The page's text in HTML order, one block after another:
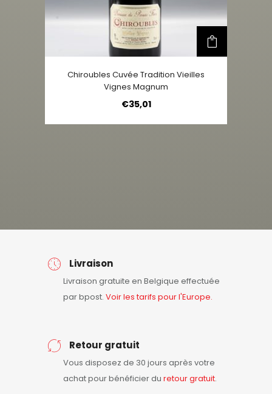
Chiroubles Cuvée Tradition Vieilles
Vignes Magnum
€35,01
Livraison
Livraison gratuite en Belgique effectuée
par bpost. Voir les tarifs pour l'Europe.
Retour gratuit
Vous disposez de 30 jours après votre
achat pour bénéficier du retourgratuit.